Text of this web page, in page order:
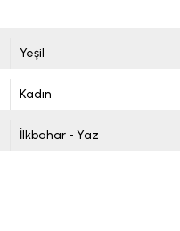
Yeşil
Kadın
İlkbahar - Yaz